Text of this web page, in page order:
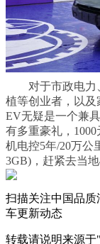
对于市政电力、
植等创业者，以
EV无疑是一个兼
有多重豪礼，
机电控5年/20万公
3GB)，赶紧去当
扫描关注中国品
车更新动态
转载请说明来源